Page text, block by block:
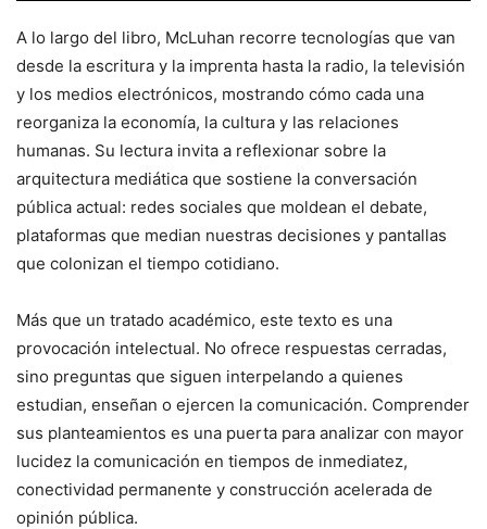
A lo largo del libro, McLuhan recorre tecnologías que van
desde la escritura y la imprenta hasta la radio, la televisión
y los medios electrónicos, mostrando cómo cada una
reorganiza la economía, la cultura y las relaciones
humanas. Su lectura invita a reflexionar sobre la
arquitectura mediática que sostiene la conversación
pública actual: redes sociales que moldean el debate,
plataformas que median nuestras decisiones y pantallas
que colonizan el tiempo cotidiano.
Más que un tratado académico, este texto es una
provocación intelectual. No ofrece respuestas cerradas,
sino preguntas que siguen interpelando a quienes
estudian, enseñan o ejercen la comunicación. Comprender
sus planteamientos es una puerta para analizar con mayor
lucidez la comunicación en tiempos de inmediatez,
conectividad permanente y construcción acelerada de
opinión pública.